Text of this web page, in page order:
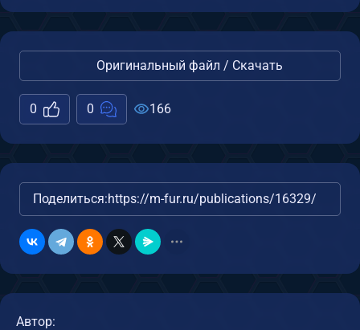
Оригинальный файл / Скачать
0 0 166
Поделиться:https://m-fur.ru/publications/16329/
Автор: